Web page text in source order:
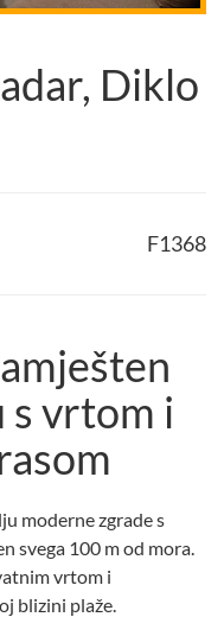
Diklo
F1368
s vrtom i
moderne zgrade s
svega 100 m od mora.
vrtom i
blizini plaže.